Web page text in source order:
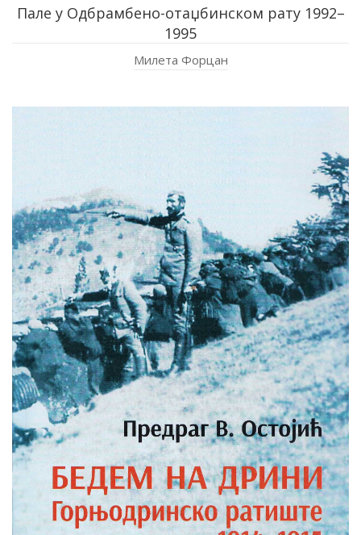
Пале у Одбрамбено-отаџбинском рату 1992–
1995
Милета Форцан